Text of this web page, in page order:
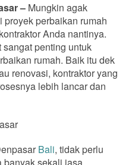
– Mungkin agak
perbaikan rumah
Anda nantinya.
penting untuk
rumah. Baik itu dek
renovasi, kontraktor yang
lebih lancar dan
Bali, tidak perlu